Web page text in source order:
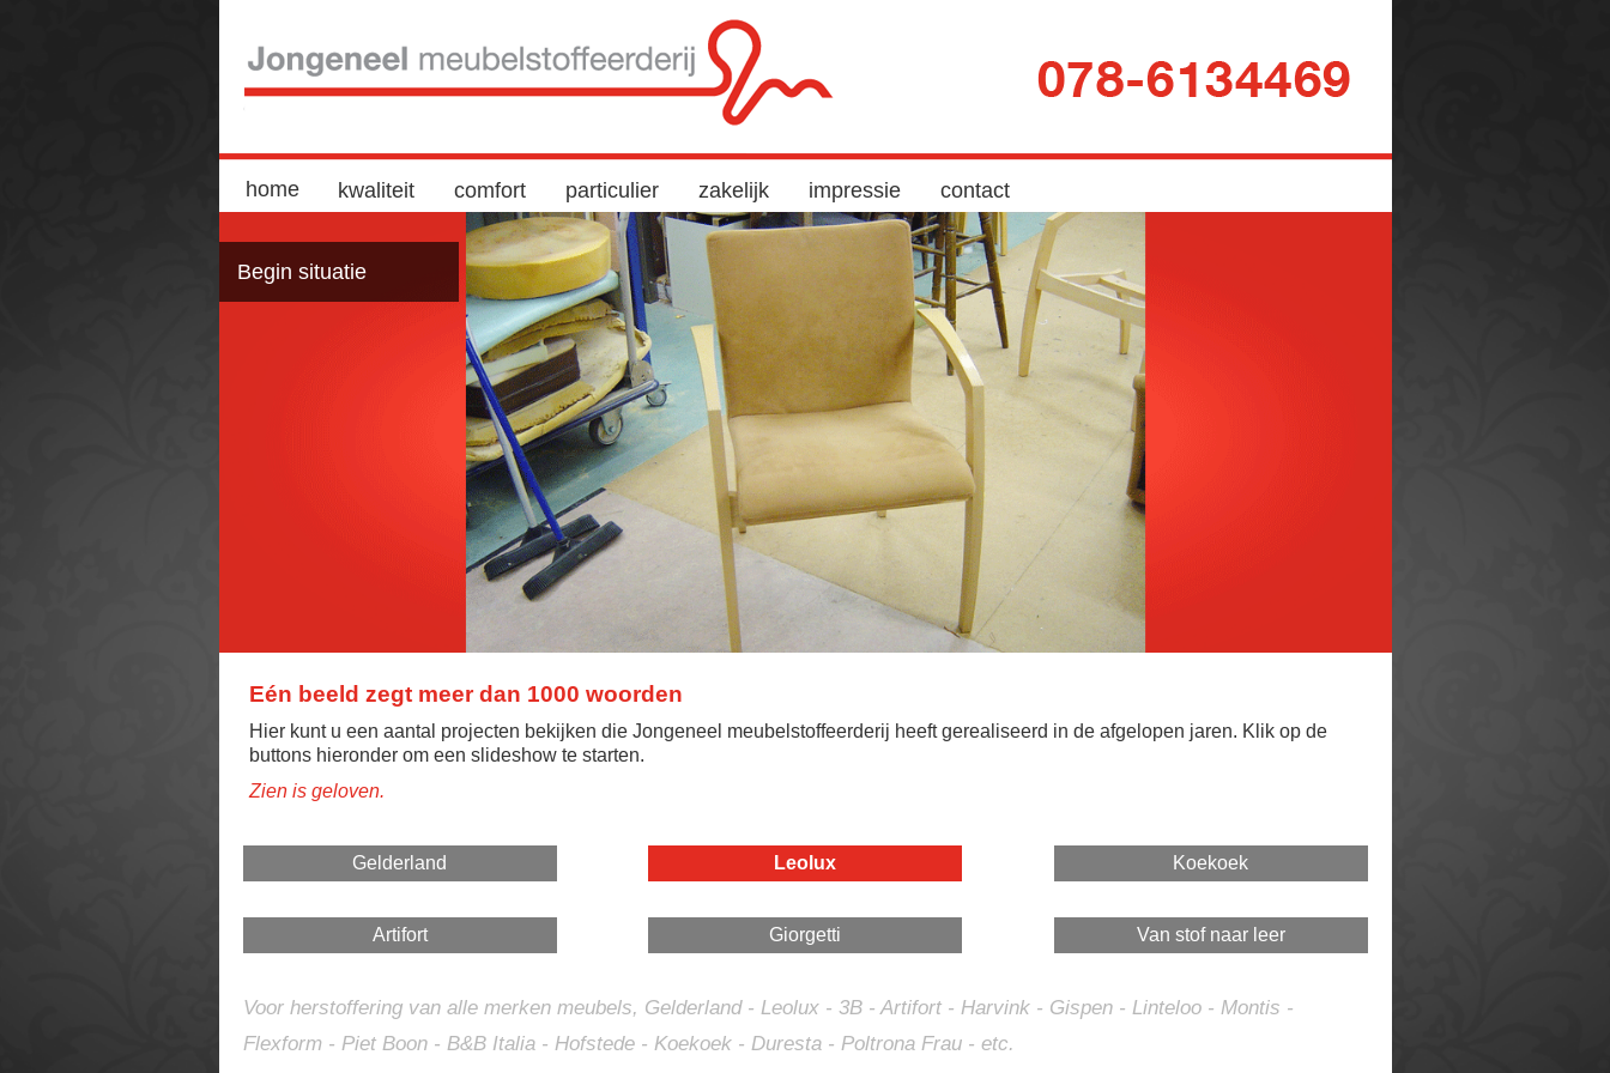
home kwaliteit comfort particulier zakelijk impressie contact
Begin situatie
Eén beeld zegt meer dan 1000 woorden
Hier kunt u een aantal projecten bekijken die Jongeneel meubelstoffeerderij heeft gerealiseerd in de afgelopen jaren. Klik op de
buttons hieronder om een slideshow te starten.
Zien is geloven.
Gelderland Leolux Koekoek
Artifort Giorgetti Van stof naar leer
Voor herstoffering van alle merken meubels, Gelderland - Leolux - 3B - Artifort - Harvink - Gispen - Linteloo - Montis -
Flexform - Piet Boon - B&B Italia - Hofstede - Koekoek - Duresta - Poltrona Frau - etc.